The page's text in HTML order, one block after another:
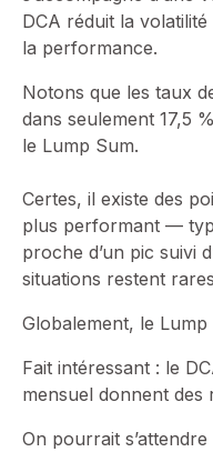
DCA réduit la
la performance.
Notons que les taux
dans seulement 17,5
le Lump Sum.
Certes, il existe des
plus performant —
proche d’un pic suivi
situations restent
Globalement, le
Fait intéressant : le
mensuel donnent des
On pourrait